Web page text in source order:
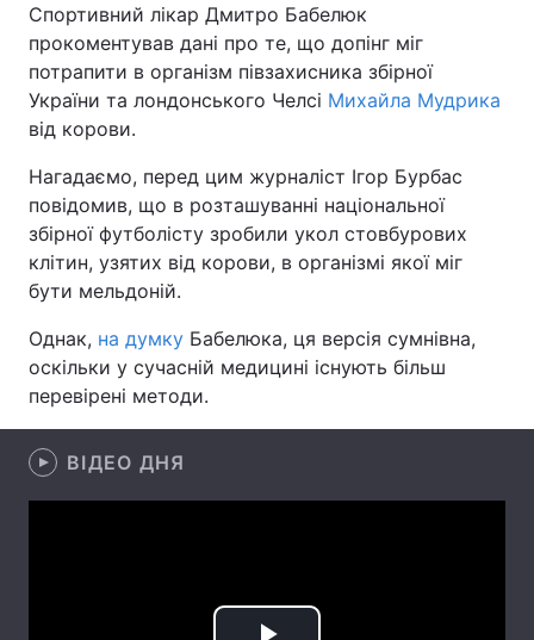
Україна Політика
Економіка Світ
Техно і зв'язок Лайт
Зброя
Здоров'я Туризм
Екологія Регіони
Лонгріди
Відео з Youtube Статті
Вакансії
Спортивний лікар Дмитро Бабелюк
прокоментував дані про те, що допінг міг
потрапити в організм півзахисника збірної
України та лондонського Челсі Михайла Мудрика
від корови.
Нагадаємо, перед цим журналіст Ігор Бурбас
повідомив, що в розташуванні національної
збірної футболісту зробили укол стовбурових
клітин, узятих від корови, в організмі якої міг
бути мельдоній.
Однак, на думку Бабелюка, ця версія сумнівна,
оскільки у сучасній медицині існують більш
перевірені методи.
ВІДЕО ДНЯ